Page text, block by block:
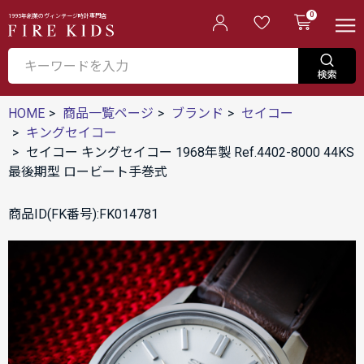
1995年創業のヴィンテージ時計専門店 0
HOME 商品一覧ページ ブランド
セイコー
キングセイコー
セイコー キングセイコー 1968年製 Ref.4402-8000 44KS
最後期型 ロービート手巻式
商品ID(FK番号):FK014781